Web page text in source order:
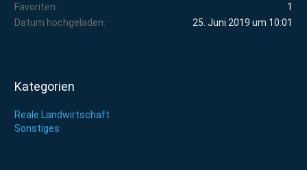
Favoriten
1
Datum hochgeladen
25. Juni 2019 um 10:01
Kategorien
Reale Landwirtschaft
Sonstiges